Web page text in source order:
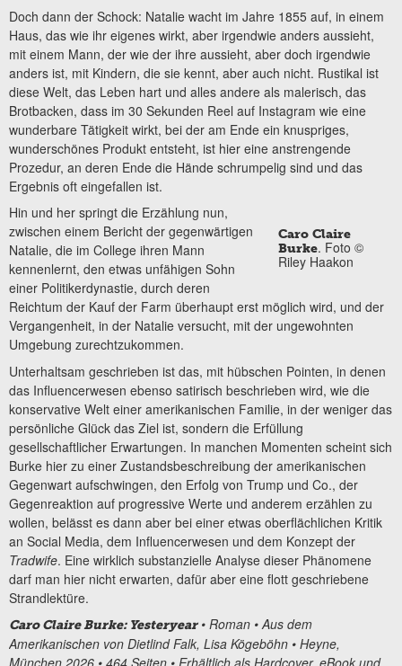
Doch dann der Schock: Natalie wacht im Jahre 1855 auf, in einem
Haus, das wie ihr eigenes wirkt, aber irgendwie anders aussieht,
mit einem Mann, der wie der ihre aussieht, aber doch irgendwie
anders ist, mit Kindern, die sie kennt, aber auch nicht. Rustikal ist
diese Welt, das Leben hart und alles andere als malerisch, das
Brotbacken, dass im 30 Sekunden Reel auf Instagram wie eine
wunderbare Tätigkeit wirkt, bei der am Ende ein knuspriges,
wunderschönes Produkt entsteht, ist hier eine anstrengende
Prozedur, an deren Ende die Hände schrumpelig sind und das
Ergebnis oft eingefallen ist.
Caro Claire
Burke. Foto ©
Riley Haakon
Hin und her springt die Erzählung nun,
zwischen einem Bericht der gegenwärtigen
Natalie, die im College ihren Mann
kennenlernt, den etwas unfähigen Sohn
einer Politikerdynastie, durch deren
Reichtum der Kauf der Farm überhaupt erst möglich wird, und der
Vergangenheit, in der Natalie versucht, mit der ungewohnten
Umgebung zurechtzukommen.
Unterhaltsam geschrieben ist das, mit hübschen Pointen, in denen
das Influencerwesen ebenso satirisch beschrieben wird, wie die
konservative Welt einer amerikanischen Familie, in der weniger das
persönliche Glück das Ziel ist, sondern die Erfüllung
gesellschaftlicher Erwartungen. In manchen Momenten scheint sich
Burke hier zu einer Zustandsbeschreibung der amerikanischen
Gegenwart aufschwingen, den Erfolg von Trump und Co., der
Gegenreaktion auf progressive Werte und anderem erzählen zu
wollen, belässt es dann aber bei einer etwas oberflächlichen Kritik
an Social Media, dem Influencerwesen und dem Konzept der
Tradwife. Eine wirklich substanzielle Analyse dieser Phänomene
darf man hier nicht erwarten, dafür aber eine flott geschriebene
Strandlektüre.
Caro Claire Burke: Yesteryear• Roman • Aus dem
Amerikanischen von Dietlind Falk, Lisa Kögeböhn • Heyne,